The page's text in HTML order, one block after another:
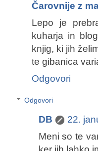
Čarovnije z
Lepo je
kuharja in
knjig, ki jih
te gibanica
Odgovori
Odgovori
DB
22.
Meni so te